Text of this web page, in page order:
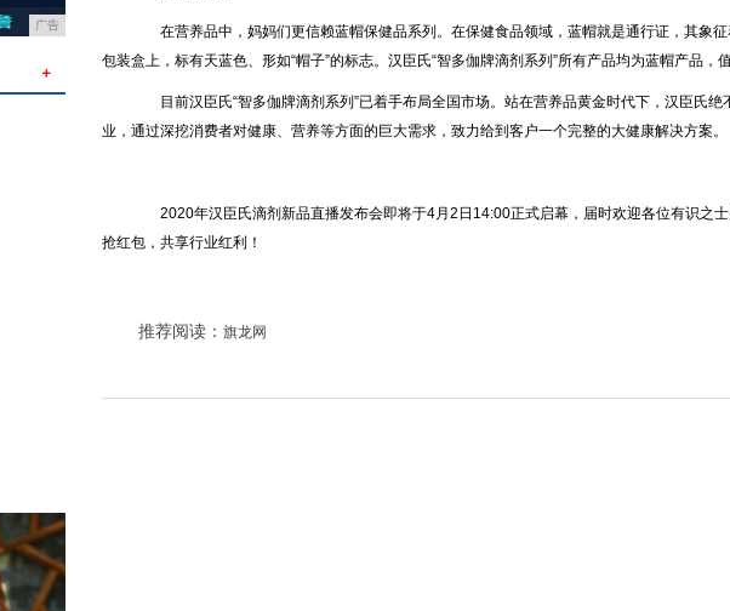
广告
＋
在营养品中，妈妈们更信赖蓝帽保健品系列。在保健食品领域，蓝帽就是通行证，其象
包装盒上，标有天蓝色、形如“帽子”的标志。汉臣氏“智多伽牌滴剂系列”所有产品均为蓝帽产品，
目前汉臣氏“智多伽牌滴剂系列”已着手布局全国市场。站在营养品黄金时代下，汉臣氏绝
业，通过深挖消费者对健康、营养等方面的巨大需求，致力给到客户一个完整的大健康解决方案。
2020年汉臣氏滴剂新品直播发布会即将于4月2日14:00正式启幕，届时欢迎各位有识之士
抢红包，共享行业红利！
推荐阅读： 旗龙网